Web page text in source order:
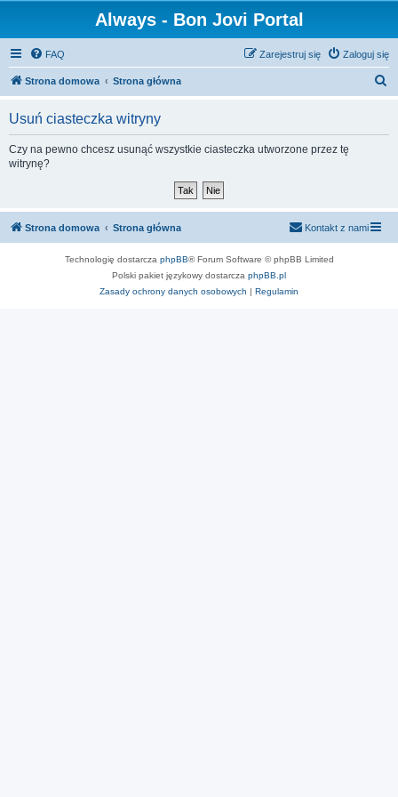
Always - Bon Jovi Portal
FAQ Zaloguj się
Zarejestruj się
Strona domowa Strona główna
Usuń ciasteczka witryny
Czy na pewno chcesz usunąć wszystkie ciasteczka utworzone przez tę
witrynę?
Strona domowa Strona główna Kontakt z nami
Technologię dostarcza phpBB® Forum Software © phpBB Limited
Polski pakiet językowy dostarcza phpBB.pl
Zasady ochrony danych osobowych | Regulamin